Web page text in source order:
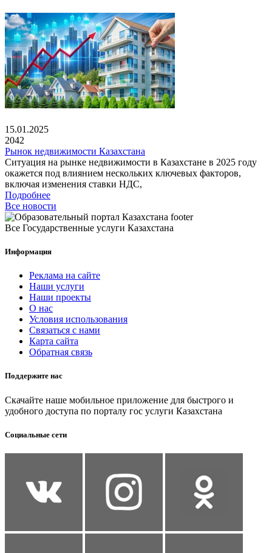
15.01.2025
2042
Рынок недвижимости Казахстана
Ситуация на рынке недвижимости в Казахстане в 2025 году
окажется под влиянием нескольких ключевых факторов,
включая изменения ставки НДС,
Подробнее
Все новости
Все Государственные услуги Казахстана
Информация
Реклама на сайте
Наши услуги
Наши проекты
О нас
Условия использования
Связаться с нами
Карта сайта
Обратная связь
Поддержите нас
Скачайте наше мобильное приложение для быстрого и
удобного доступа по порталу гос услуги Казахстана
Социальные сети